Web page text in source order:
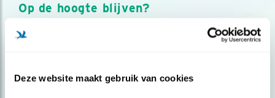
Deze website maakt gebruik van cookies
Op de hoogte blijven?
Meld je aan en ontvang nieuws, inspiratie, acties en tips
over vogels en activiteiten van Vogelbescherming.